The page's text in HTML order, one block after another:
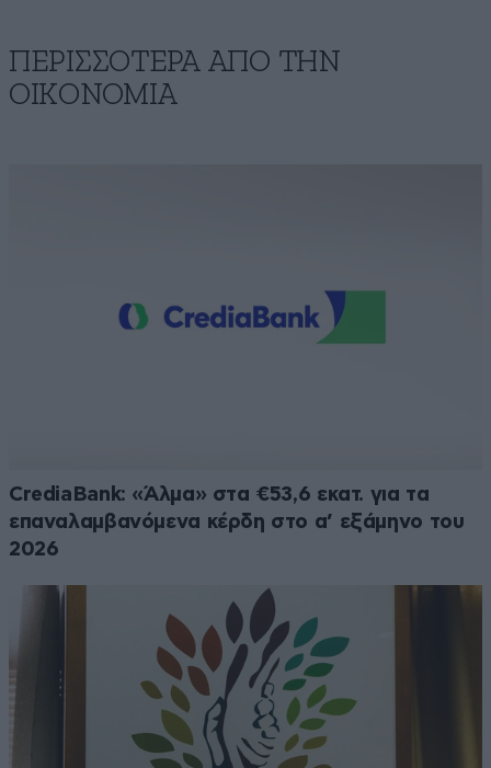
ΠΕΡΙΣΣΟΤΕΡΑ ΑΠΟ ΤΗΝ
ΟΙΚΟΝΟΜΙΑ
CrediaBank: «Άλμα» στα €53,6 εκατ. για τα
επαναλαμβανόμενα κέρδη στο α’ εξάμηνο του
2026